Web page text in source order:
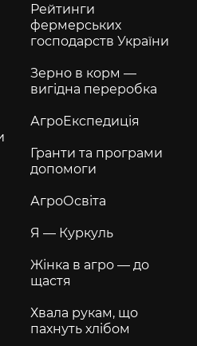
Рейтинги
фермерських
господарств України
Зерно в корм —
вигідна переробка
АгроЕкспедиція
Гранти та програми
допомоги
АгроОсвіта
Я — Куркуль
Жінка в агро — до
щастя
Хвала рукам, що
пахнуть хлібом